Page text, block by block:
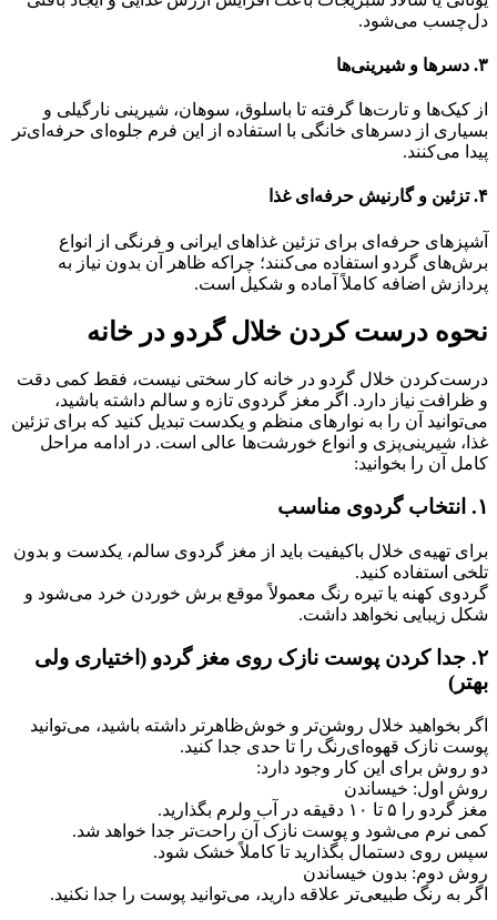
دل‌چسب می‌شود.
۳. دسرها و شیرینی‌ها
از کیک‌ها و تارت‌ها گرفته تا باسلوق، سوهان، شیرینی نارگیلی و
بسیاری از دسرهای خانگی با استفاده از این فرم جلوه‌ای حرفه‌ای‌تر
پیدا می‌کنند.
۴. تزئین و گارنیش حرفه‌ای غذا
آشپزهای حرفه‌ای برای تزئین غذاهای ایرانی و فرنگی از انواع
برش‌های گردو استفاده می‌کنند؛ چراکه ظاهر آن بدون نیاز به
پردازش اضافه کاملاً آماده و شکیل است.
نحوه درست کردن خلال گردو در خانه
درست‌کردن خلال گردو در خانه کار سختی نیست، فقط کمی دقت
و ظرافت نیاز دارد. اگر مغز گردوی تازه و سالم داشته باشید،
می‌توانید آن را به نوارهای منظم و یکدست تبدیل کنید که برای تزئین
غذا، شیرینی‌پزی و انواع خورشت‌ها عالی است. در ادامه مراحل
کامل آن را بخوانید:
۱. انتخاب گردوی مناسب
برای تهیه‌ی خلال باکیفیت باید از مغز گردوی سالم، یکدست و بدون
تلخی استفاده کنید.
گردوی کهنه یا تیره رنگ معمولاً موقع برش خوردن خرد می‌شود و
شکل زیبایی نخواهد داشت.
۲. جدا کردن پوست نازک روی مغز گردو (اختیاری ولی
بهتر)
اگر بخواهید خلال روشن‌تر و خوش‌ظاهرتر داشته باشید، می‌توانید
پوست نازک قهوه‌ای‌رنگ را تا حدی جدا کنید.
دو روش برای این کار وجود دارد:
روش اول: خیساندن
مغز گردو را ۵ تا ۱۰ دقیقه در آب ولرم بگذارید.
کمی نرم می‌شود و پوست نازک آن راحت‌تر جدا خواهد شد.
سپس روی دستمال بگذارید تا کاملاً خشک شود.
روش دوم: بدون خیساندن
اگر به رنگ طبیعی‌تر علاقه دارید، می‌توانید پوست را جدا نکنید.